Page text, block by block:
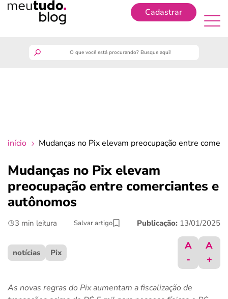
Cadastrar
crédito fácil
início Mudanças no Pix elevam preocupação entre
Mudanças no Pix elevam
preocupação entre comerciantes e
autônomos
3 min leitura Salvar artigo Publicação: 13/01/2025
notícias Pix
A
-
A
+
As novas regras do Pix aumentam a fiscalização de